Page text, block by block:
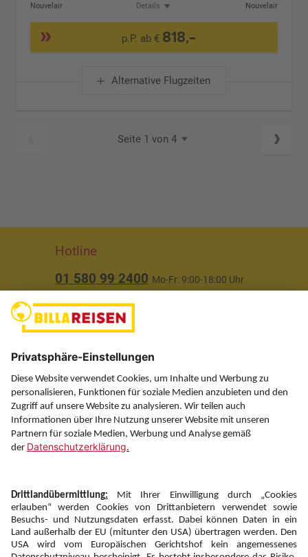
Nouvelair
Details
Nouvelair
p.P. ab € 818,-
Alternative Flugzeiten
Seite 1 von 4
Hotline
01 580 99 2400 Mo-Fr: 9:00-18:00 Uhr
Über uns
Service
Information
Folgen Sie uns auf
Newsletter: